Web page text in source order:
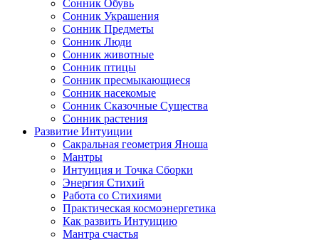
Сонник Обувь
Сонник Украшения
Сонник Предметы
Сонник Люди
Сонник животные
Сонник птицы
Сонник пресмыкающиеся
Сонник насекомые
Сонник Сказочные Существа
Сонник растения
Развитие Интуиции
Сакральная геометрия Яноша
Мантры
Интуиция и Точка Сборки
Энергия Стихий
Работа со Стихиями
Практическая космоэнергетика
Как развить Интуицию
Мантра счастья